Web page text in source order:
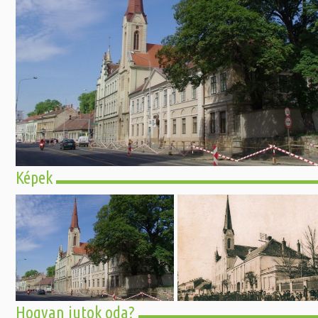
Gyerekeknek
Sport
Buli/Disco
Kiemelt rendezvények
Tanfolyam, képzés
Egyházi, vallási
Egyebek
Ünnepek,
megemlékezések
Megyei kitekintő
most
Fák
Víz
Egyéb
Röplabda
Képek
Hogyan jutok oda?